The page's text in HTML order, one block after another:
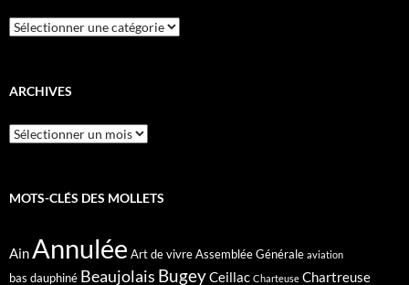
Catégories
ARCHIVES
Archives
MOTS-CLÉS DES MOLLETS
AinAnnulée Art de vivreAssemblée Générale aviation
bas dauphiné Beaujolais BugeyCeillac Charteuse Chartreuse